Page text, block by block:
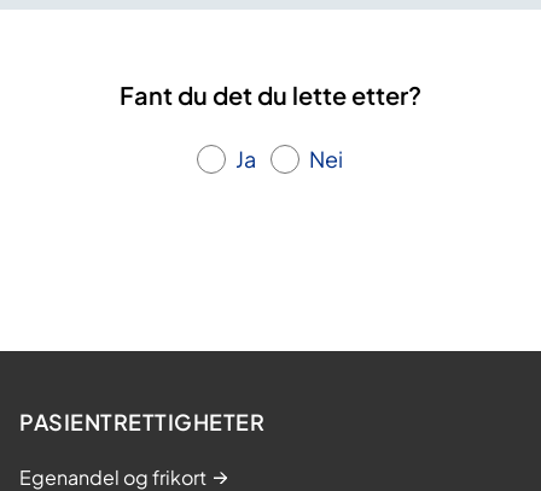
Fant du det du lette etter?
Ja Nei
PASIENTRETTIGHETER
Egenandel og frikort